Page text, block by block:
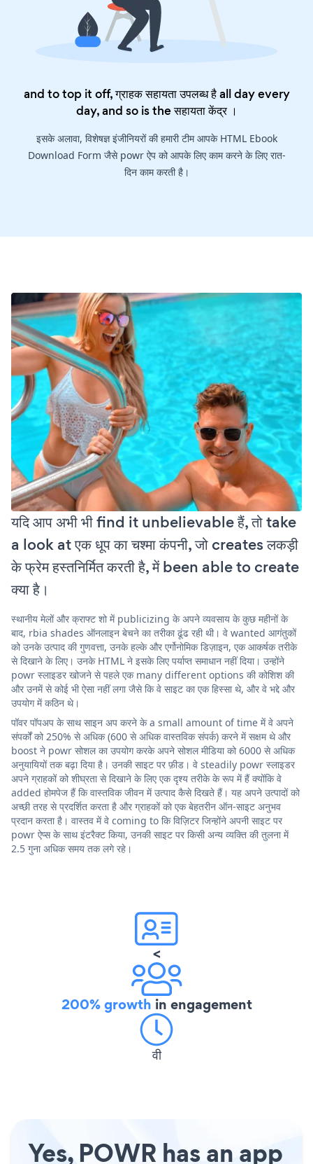
and to top it off, ग्राहक सहायता उपलब्ध है all day every
day, and so is theसहायता केंद्र।
इसके अलावा, विशेषज्ञ इंजीनियरों की हमारी टीम आपके HTML Ebook
Download Form जैसे powr ऐप को आपके लिए काम करने के लिए रात-
दिन काम करती है।
यदि आप अभी भी find it unbelievable हैं, तो take
a look at एक धूप का चश्मा कंपनी, जो creates लकड़ी
के फ्रेम हस्तनिर्मित करती है, में been able to create
क्या है।
स्थानीय मेलों और क्राफ्ट शो में publicizing के अपने व्यवसाय के कुछ महीनों के
बाद, rbia shades ऑनलाइन बेचने का तरीका ढूंढ रही थी। वे wanted आगंतुकों
को उनके उत्पाद की गुणवत्ता, उनके हल्के और एर्गोनोमिक डिज़ाइन, एक आकर्षक तरीके
से दिखाने के लिए। उनके HTML ने इसके लिए पर्याप्त समाधान नहीं दिया। उन्होंने
powr स्लाइडर खोजने से पहले एक many different options की कोशिश की
और उनमें से कोई भी ऐसा नहीं लगा जैसे कि वे साइट का एक हिस्सा थे, और वे भद्दे और
उपयोग में कठिन थे।
पॉवर पॉपअप के साथ साइन अप करने के a small amount of time में वे अपने
संपर्कों को 250% से अधिक (600 से अधिक वास्तविक संपर्क) करने में सक्षम थे और
boost ने powr सोशल का उपयोग करके अपने सोशल मीडिया को 6000 से अधिक
अनुयायियों तक बढ़ा दिया है। उनकी साइट पर फ़ीड। वे steadily powr स्लाइडर
अपने ग्राहकों को शीघ्रता से दिखाने के लिए एक दृश्य तरीके के रूप में हैं क्योंकि वे
added होमपेज हैं कि वास्तविक जीवन में उत्पाद कैसे दिखते हैं। यह अपने उत्पादों को
अच्छी तरह से प्रदर्शित करता है और ग्राहकों को एक बेहतरीन ऑन-साइट अनुभव
प्रदान करता है। वास्तव में वे coming to कि विज़िटर जिन्होंने अपनी साइट पर
powr ऐप्स के साथ इंटरैक्ट किया, उनकी साइट पर किसी अन्य व्यक्ति की तुलना में
2.5 गुना अधिक समय तक लगे रहे।
<
200% growth in engagement
वी
Yes, POWR has an app